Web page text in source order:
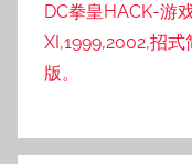
DC拳皇HACK-游
XI,1999,2002,招
版。